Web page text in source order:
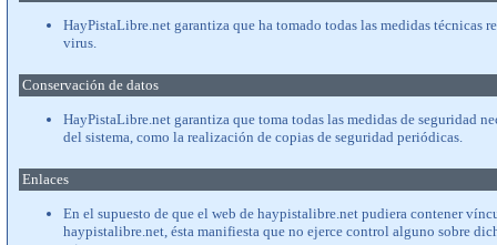
HayPistaLibre.net garantiza que ha tomado todas las medidas técnicas
virus.
Conservación de datos
HayPistaLibre.net garantiza que toma todas las medidas de seguridad
del sistema, como la realización de copias de seguridad periódicas.
Enlaces
En el supuesto de que el web de haypistalibre.net pudiera contener
haypistalibre.net, ésta manifiesta que no ejerce control alguno sobre